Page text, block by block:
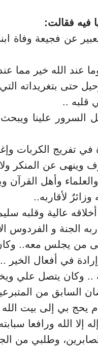
فيه فقالت:
عن فجيعة وفاة
عند الله خير مما
حتى بتغريداته
قلبه ..
السرور علينا
تفريج الكربات
وينهى عن المنكر
وأهل
لأقاربه..
عالية وقلبه
الجنة و الفردوس
من يجلس معه..
في أفعال
.. وكان يتصل علي
السابق من
يحج بي إلى بيت
إله إلا الله ورافعا
وطلبي من